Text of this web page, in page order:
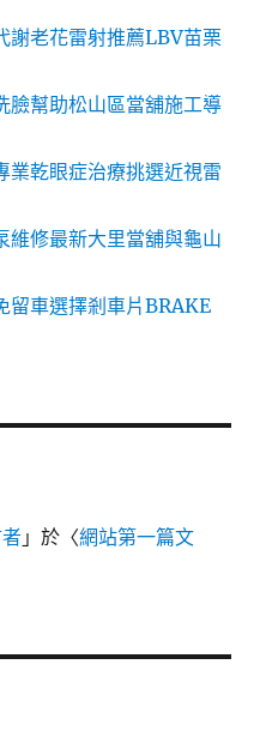
謝老花雷射推薦LBV苗栗
臉幫助松山區當舖施工導
業乾眼症治療挑選近視雷
維修最新大里當舖與龜山
留車選擇剎車片BRAKE
」於〈網站第一篇文